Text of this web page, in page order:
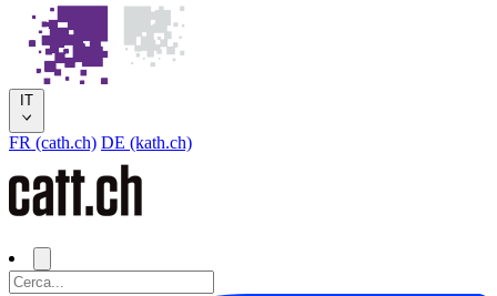
IT
FR (cath.ch) DE (kath.ch)